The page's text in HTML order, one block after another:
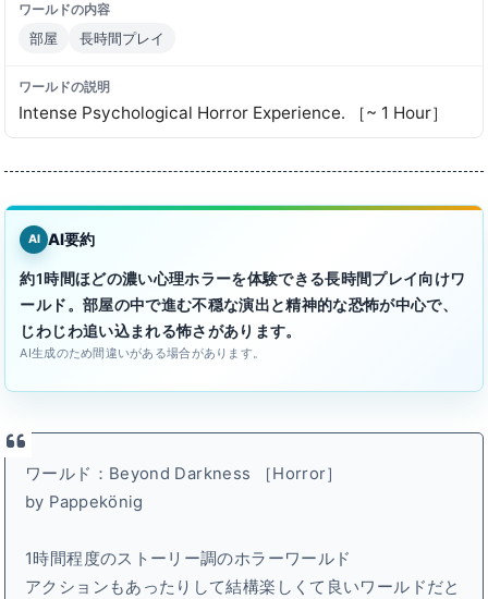
ワールドの内容
部屋 長時間プレイ
ワールドの説明
Intense Psychological Horror Experience․ ［~ 1 Hour］
AI AI要約
約1時間ほどの濃い心理ホラーを体験できる長時間プレイ向けワ
ールド。部屋の中で進む不穏な演出と精神的な恐怖が中心で、
じわじわ追い込まれる怖さがあります。
AI生成のため間違いがある場合があります。
ワールド：Beyond Darkness ［Horror］
by Pappekönig
1時間程度のストーリー調のホラーワールド
アクションもあったりして結構楽しくて良いワールドだと